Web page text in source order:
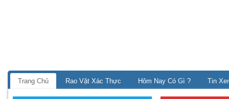
Trang Chủ Rao Vặt Xác Thực Hôm Nay Có Gì ? Tin